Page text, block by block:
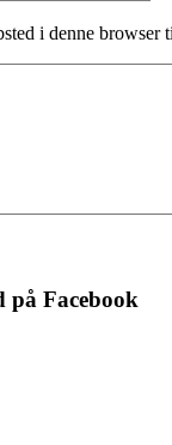
i denne browser
Facebook